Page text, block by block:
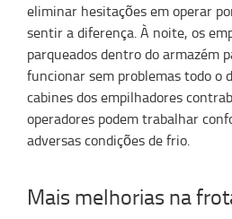
eliminar hesitações em operar
sentir a diferença. À noite, os
parqueados dentro do armazém
funcionar sem problemas todo o
cabines dos empilhadores
operadores podem trabalhar
adversas condições de frio.
Mais melhorias na